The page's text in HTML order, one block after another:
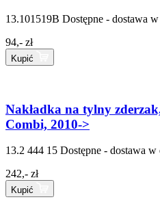
13.101519B Dostępne - dostawa
94,- zł
Kupić
Nakładka na tylny
Combi, 2010->
13.2 444 15 Dostępne - dostawa w
242,- zł
Kupić